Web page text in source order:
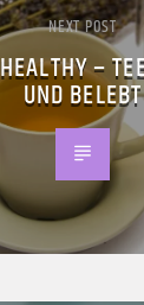
NEXT POST
–
UND BELEBT